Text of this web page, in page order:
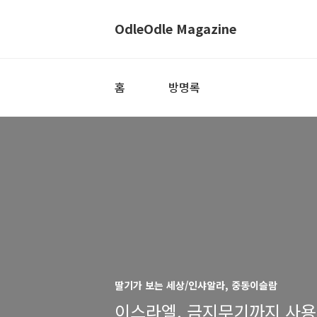
OdleOdle Magazine
홈 방명록
딸기가 보는 세상/인샤알라, 중동이슬람
이스라엘, 금지무기까지 사